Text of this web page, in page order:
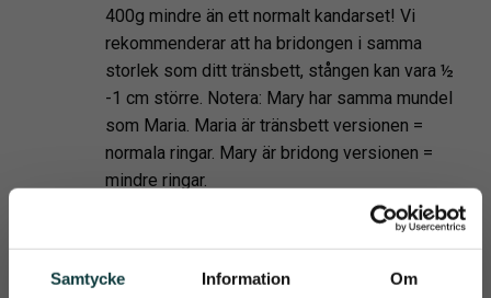
Samtycke Information Om
400g mindre än ett normalt kandarset! Vi
rekommenderar att ha bridongen i samma
storlek som ditt tränsbett, stången kan vara ½
-1 cm större. Notera: Mary har samma mundel
som Maria. Maria är tränsbett versionen =
normala ringar. Mary är bridong versionen =
mindre ringar.
Godkänd för tävling? Kolla här!